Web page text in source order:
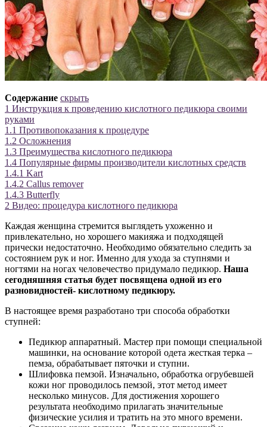
Содержание скрыть
1 Инструкция к проведению кислотного педикюра своими
руками
1.1 Противопоказания к процедуре
1.2 Осложнения
1.3 Преимущества кислотного педикюра
1.4 Популярные фирмы производители кислотных средств
1.4.1 Kart
1.4.2 Callus remover
1.4.3 Butterfly
2 Видео: процедура кислотного педикюра
Каждая женщина стремится выглядеть ухоженно и
привлекательно, но хорошего макияжа и подходящей
прически недостаточно. Необходимо обязательно следить за
состоянием рук и ног. Именно для ухода за ступнями и
ногтями на ногах человечество придумало педикюр. Наша
сегодняшняя статья будет посвящена одной из его
разновидностей- кислотному педикюру.
В настоящее время разработано три способа обработки
ступней:
Педикюр аппаратный. Мастер при помощи специальной
машинки, на основание которой одета жесткая терка –
пемза, обрабатывает пяточки и ступни.
Шлифовка пемзой. Изначально, обработка огрубевшей
кожи ног проводилось пемзой, этот метод имеет
несколько минусов. Для достижения хорошего
результата необходимо прилагать значительные
физические усилия и тратить на это много времени.